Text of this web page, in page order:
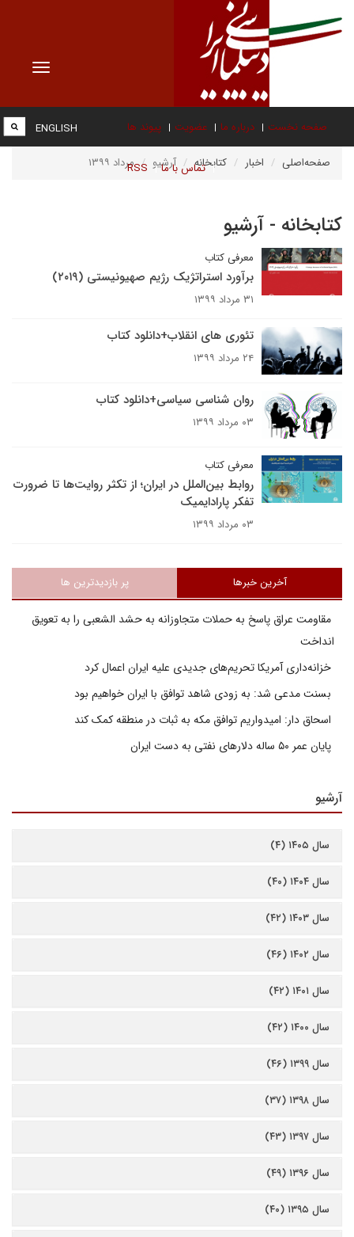
Toggle
صفحه نخست درباره ما عضویت پیوند ها
تماس با ما RSS
ENGLISH
صفحه‌اصلی اخبار کتابخانه آرشیو مرداد ۱۳۹۹
کتابخانه - آرشیو
معرفی کتاب
برآورد استراتژیک رژیم صهیونیستی (۲۰۱۹)
۳۱ مرداد ۱۳۹۹
تئوری های انقلاب+دانلود کتاب
۲۴ مرداد ۱۳۹۹
روان شناسی سیاسی+دانلود کتاب
۰۳ مرداد ۱۳۹۹
معرفی کتاب
روابط بین‌الملل در ایران؛ از تکثر روایت‌ها تا ضرورت
تفکر پارادایمیک
۰۳ مرداد ۱۳۹۹
آخرین خبرها پر بازدیدترین ها
مقاومت عراق پاسخ به حملات متجاوزانه به حشد الشعبی را به تعویق
انداخت
خزانه‌داری آمریکا تحریم‌های جدیدی علیه ایران اعمال کرد
بسنت مدعی شد: به زودی شاهد توافق با ایران خواهیم بود
اسحاق دار: امیدواریم توافق مکه به ثبات در منطقه کمک کند
پایان عمر ۵۰ ساله دلارهای نفتی به دست ایران
آرشیو
سال ۱۴۰۵ (۴)
سال ۱۴۰۴ (۴۰)
سال ۱۴۰۳ (۴۲)
سال ۱۴۰۲ (۴۶)
سال ۱۴۰۱ (۴۲)
سال ۱۴۰۰ (۴۲)
سال ۱۳۹۹ (۴۶)
سال ۱۳۹۸ (۳۷)
سال ۱۳۹۷ (۴۳)
سال ۱۳۹۶ (۴۹)
سال ۱۳۹۵ (۴۰)